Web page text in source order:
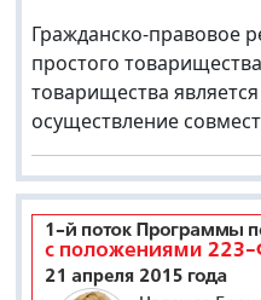
Гражданско-правовое
простого
товарищества
осуществление